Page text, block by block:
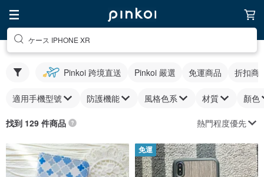
ケース IPHONE XR
Pinkoi 跨境直送 Pinkoi 嚴選 免運商品 折扣商
適用手機型號 防護機能 風格色系 材質 顏色
找到 129 件商品 熱門程度優先
免運